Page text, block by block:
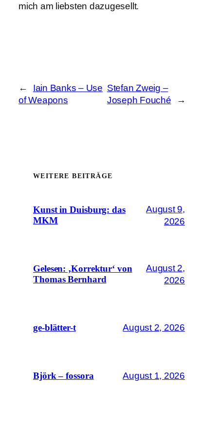
mich am liebsten dazugesellt.
←
Iain Banks – Use
of Weapons
Stefan Zweig –
Joseph Fouché
→
WEITERE BEITRÄGE
Kunst in Duisburg: das
MKM
August 9,
2026
Gelesen: ‚Korrektur‘ von
Thomas Bernhard
August 2,
2026
ge-blätter-t August 2, 2026
Björk – fossora August 1, 2026